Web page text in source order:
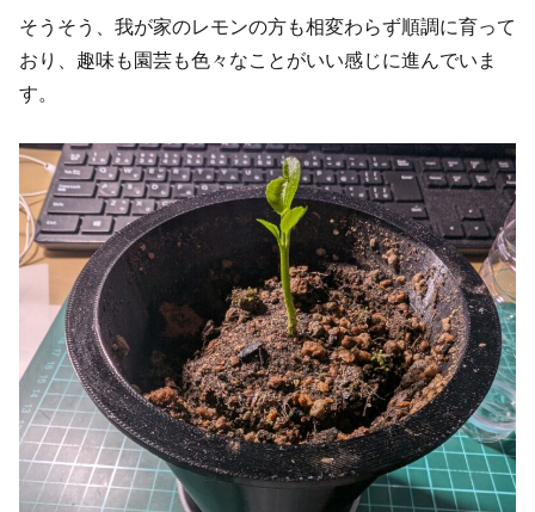
そうそう、我が家のレモンの方も相変わらず順調に育って
おり、趣味も園芸も色々なことがいい感じに進んでいま
す。